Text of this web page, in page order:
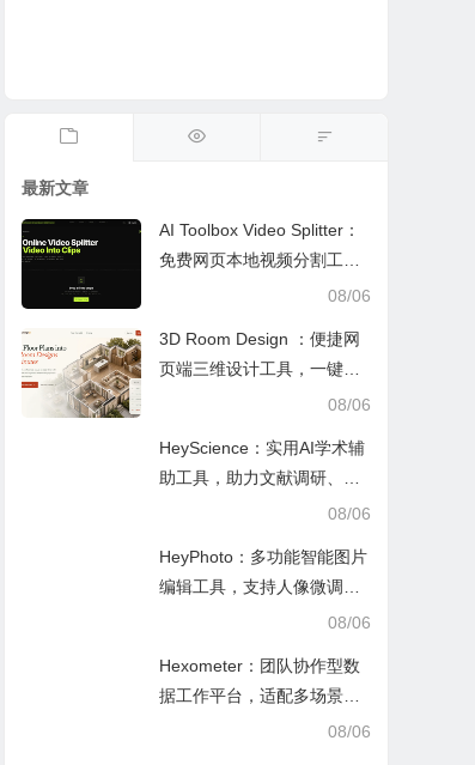
最新文章
AI Toolbox Video Splitter：
免费网页本地视频分割工
具，多模式裁切高清视频且
08/06
3D Room Design ：便捷网
页端三维设计工具，一键户
型建模、实时改色布景助力
08/06
HeyScience：实用AI学术辅
助工具，助力文献调研、论
文审阅与日常学业研究工作
08/06
HeyPhoto：多功能智能图片
编辑工具，支持人像微调、
艺术创作与日常隐私防护08/06
Hexometer：团队协作型数
据工作平台，适配多场景数
据分析、高效办公与企业安
08/06